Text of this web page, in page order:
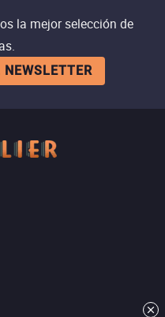
la mejor selección de